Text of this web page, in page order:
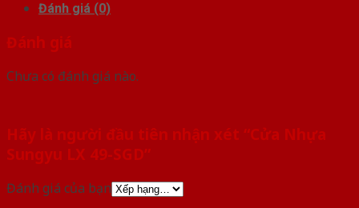
Đánh giá (0)
Đánh giá
Chưa có đánh giá nào.
Hãy là người đầu tiên nhận xét “Cửa Nhựa
Sungyu LX 49-SGD”
Đánh giá của bạn